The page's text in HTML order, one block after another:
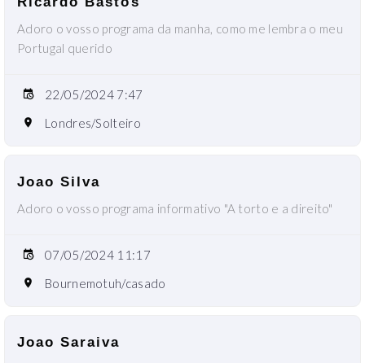
Adoro o vosso programa da manha, como me lembra o meu
Portugal querido
22/05/2024 7:47
Londres/Solteiro
Joao Silva
Adoro o vosso programa informativo "A torto e a direito"
07/05/2024 11:17
Bournemotuh/casado
Joao Saraiva